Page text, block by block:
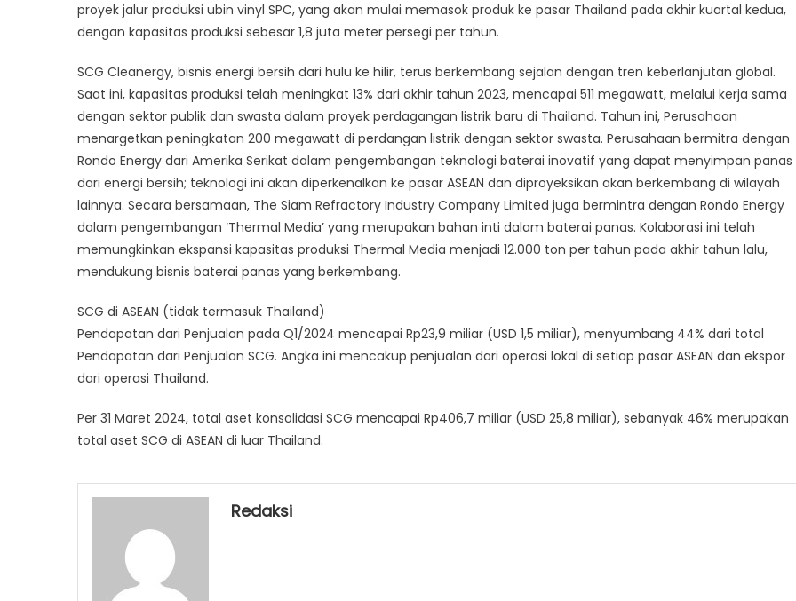
proyek jalur produksi ubin vinyl SPC, yang akan mulai memasok produk ke pasar Thailand pada akhir kuartal kedua,
dengan kapasitas produksi sebesar 1,8 juta meter persegi per tahun.
SCG Cleanergy, bisnis energi bersih dari hulu ke hilir, terus berkembang sejalan dengan tren keberlanjutan global.
Saat ini, kapasitas produksi telah meningkat 13% dari akhir tahun 2023, mencapai 511 megawatt, melalui kerja sama
dengan sektor publik dan swasta dalam proyek perdagangan listrik baru di Thailand. Tahun ini, Perusahaan
menargetkan peningkatan 200 megawatt di perdangan listrik dengan sektor swasta. Perusahaan bermitra dengan
Rondo Energy dari Amerika Serikat dalam pengembangan teknologi baterai inovatif yang dapat menyimpan panas
dari energi bersih; teknologi ini akan diperkenalkan ke pasar ASEAN dan diproyeksikan akan berkembang di wilayah
lainnya. Secara bersamaan, The Siam Refractory Industry Company Limited juga bermintra dengan Rondo Energy
dalam pengembangan ‘Thermal Media’ yang merupakan bahan inti dalam baterai panas. Kolaborasi ini telah
memungkinkan ekspansi kapasitas produksi Thermal Media menjadi 12.000 ton per tahun pada akhir tahun lalu,
mendukung bisnis baterai panas yang berkembang.
SCG di ASEAN (tidak termasuk Thailand)
Pendapatan dari Penjualan pada Q1/2024 mencapai Rp23,9 miliar (USD 1,5 miliar), menyumbang 44% dari total
Pendapatan dari Penjualan SCG. Angka ini mencakup penjualan dari operasi lokal di setiap pasar ASEAN dan ekspor
dari operasi Thailand.
Per 31 Maret 2024, total aset konsolidasi SCG mencapai Rp406,7 miliar (USD 25,8 miliar), sebanyak 46% merupakan
total aset SCG di ASEAN di luar Thailand.
Redaksi